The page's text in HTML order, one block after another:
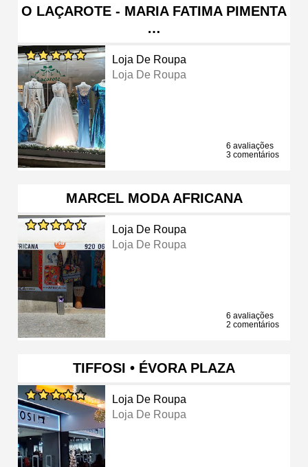
O LAÇAROTE - MARIA FATIMA PIMENTA
…
Loja De Roupa
Loja De Roupa
6 avaliações
3 comentários
MARCEL MODA AFRICANA
Loja De Roupa
Loja De Roupa
6 avaliações
2 comentários
TIFFOSI • ÉVORA PLAZA
Loja De Roupa
Loja De Roupa